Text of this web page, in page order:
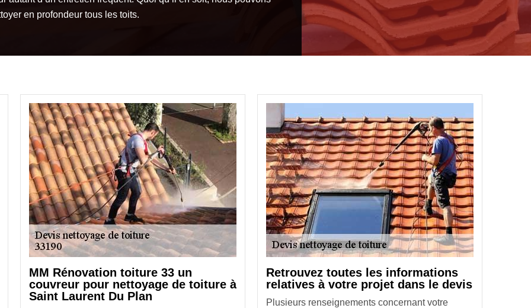
en profondeur tous les toits.
MM Rénovation toiture 33 un
couvreur pour nettoyage de toiture à
Saint Laurent Du Plan
Retrouvez toutes les informations
relatives à votre projet dans le devis
Plusieurs renseignements concernant votre